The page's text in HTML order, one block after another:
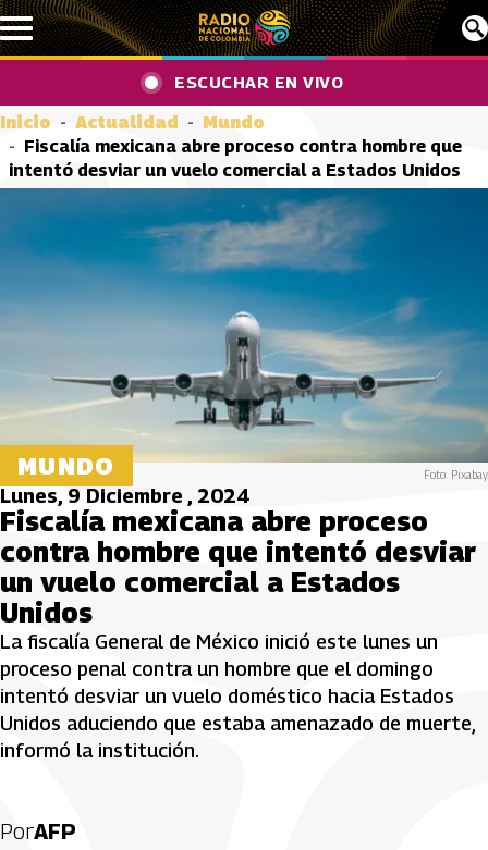
Pasar al contenido principal
ESCUCHAR EN VIVO
Inicio Actualidad
Mundo
Fiscalía mexicana abre proceso contra hombre que
intentó desviar un vuelo comercial a Estados Unidos
MUNDO Foto: Pixabay
Lunes, 9 Diciembre , 2024
Fiscalía mexicana abre proceso
contra hombre que intentó desviar
un vuelo comercial a Estados
Unidos
La fiscalía General de México inició este lunes un
proceso penal contra un hombre que el domingo
intentó desviar un vuelo doméstico hacia Estados
Unidos aduciendo que estaba amenazado de muerte,
informó la institución.
PorAFP